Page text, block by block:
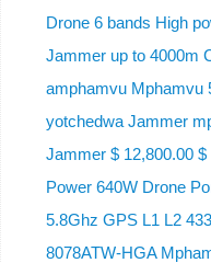
Drone 6 bands High
Jammer up to 4000m
amphamvu Mphamvu
yotchedwa Jammer
Jammer $ 12,800.00
Power 640W Drone
5.8Ghz GPS L1 L2
8078ATW-HGA